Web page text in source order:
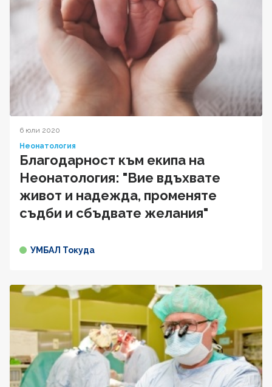
6 юли 2020
Неонатология
Благодарност към екипа на
Неонатология: "Вие вдъхвате
живот и надежда, променяте
съдби и сбъдвате желания"
УМБАЛ Токуда